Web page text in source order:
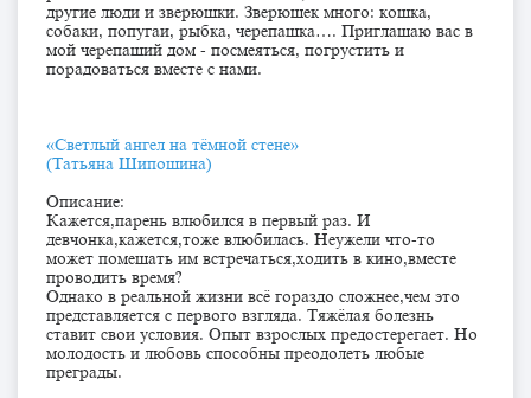
другие люди и зверюшки. Зверюшек много: кошка,
собаки, попугаи, рыбка, черепашка…. Приглашаю вас в
мой черепаший дом - посмеяться, погрустить и
порадоваться вместе с нами.
«Светлый ангел на тёмной стене»
(Татьяна Шипошина)
Описание:
Кажется,парень влюбился в первый раз. И
девчонка,кажется,тоже влюбилась. Неужели что-то
может помешать им встречаться,ходить в кино,вместе
проводить время?
Однако в реальной жизни всё гораздо сложнее,чем это
представляется с первого взгляда. Тяжёлая болезнь
ставит свои условия. Опыт взрослых предостерегает. Но
молодость и любовь способны преодолеть любые
преграды.